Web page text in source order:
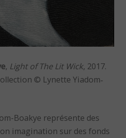
, Light of The Lit Wick, 2017.
© Lynette Yiadom‐
Boakye représente des
imagination sur des fonds